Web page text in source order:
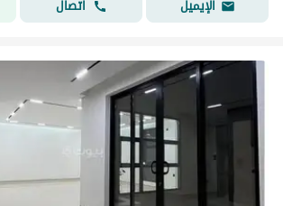
الإيميل
اتصال